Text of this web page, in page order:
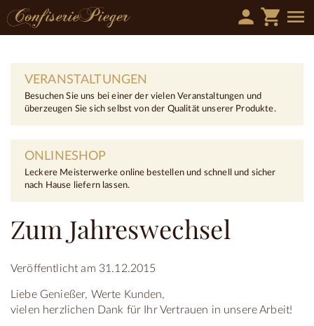
person shopping_cart menu
VERANSTALTUNGEN
Besuchen Sie uns bei einer der vielen Veranstaltungen und
überzeugen Sie sich selbst von der Qualität unserer Produkte.
ONLINESHOP
Leckere Meisterwerke online bestellen und schnell und sicher
nach Hause liefern lassen.
Zum Jahreswechsel
Veröffentlicht am 31.12.2015
Liebe Genießer, Werte Kunden,
vielen herzlichen Dank für Ihr Vertrauen in unsere Arbeit!